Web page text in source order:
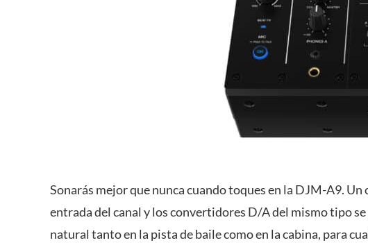
Sonarás mejor que nunca cuando toques en la DJM-A9.
entrada del canal y los convertidores D/A del mismo tipo
natural tanto en la pista de baile como en la cabina, para